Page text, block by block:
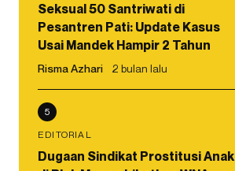
Seksual 50 Santriwati di
Pesantren Pati: Update Kasus
Usai Mandek Hampir 2 Tahun
Risma Azhari 2 bulan lalu
5
EDITORIAL
Dugaan Sindikat Prostitusi Anak